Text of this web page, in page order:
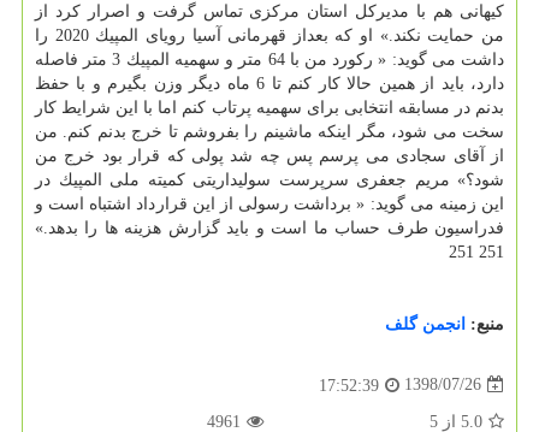
كیهانی هم با مدیركل استان مركزی تماس گرفت و اصرار كرد از
من حمایت نكند.» او كه بعداز قهرمانی آسیا رویای المپیك 2020 را
داشت می گوید: « ركورد من با 64 متر و سهمیه المپیك 3 متر فاصله
دارد، باید از همین حالا كار كنم تا 6 ماه دیگر وزن بگیرم و با حفظ
بدنم در مسابقه انتخابی برای سهمیه پرتاب كنم اما با این شرایط كار
سخت می شود، مگر اینكه ماشینم را بفروشم تا خرج بدنم كنم. من
از آقای سجادی می پرسم پس چه شد پولی كه قرار بود خرج من
شود؟» مریم جعفری سرپرست سولیداریتی كمیته ملی المپیك در
این زمینه می گوید: « برداشت رسولی از این قرارداد اشتباه است و
فدراسیون طرف حساب ما است و باید گزارش هزینه ها را بدهد.»
251 251
منبع: انجمن گلف
1398/07/26
17:52:39
5.0 از 5
4961